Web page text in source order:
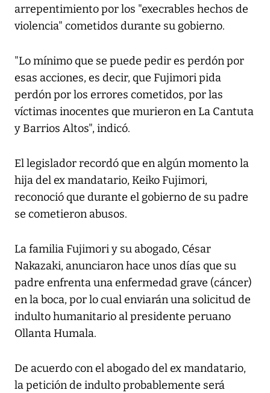
arrepentimiento por los "execrables hechos de
violencia" cometidos durante su gobierno.
"Lo mínimo que se puede pedir es perdón por
esas acciones, es decir, que Fujimori pida
perdón por los errores cometidos, por las
víctimas inocentes que murieron en La Cantuta
y Barrios Altos", indicó.
El legislador recordó que en algún momento la
hija del ex mandatario, Keiko Fujimori,
reconoció que durante el gobierno de su padre
se cometieron abusos.
La familia Fujimori y su abogado, César
Nakazaki, anunciaron hace unos días que su
padre enfrenta una enfermedad grave (cáncer)
en la boca, por lo cual enviarán una solicitud de
indulto humanitario al presidente peruano
Ollanta Humala.
De acuerdo con el abogado del ex mandatario,
la petición de indulto probablemente será